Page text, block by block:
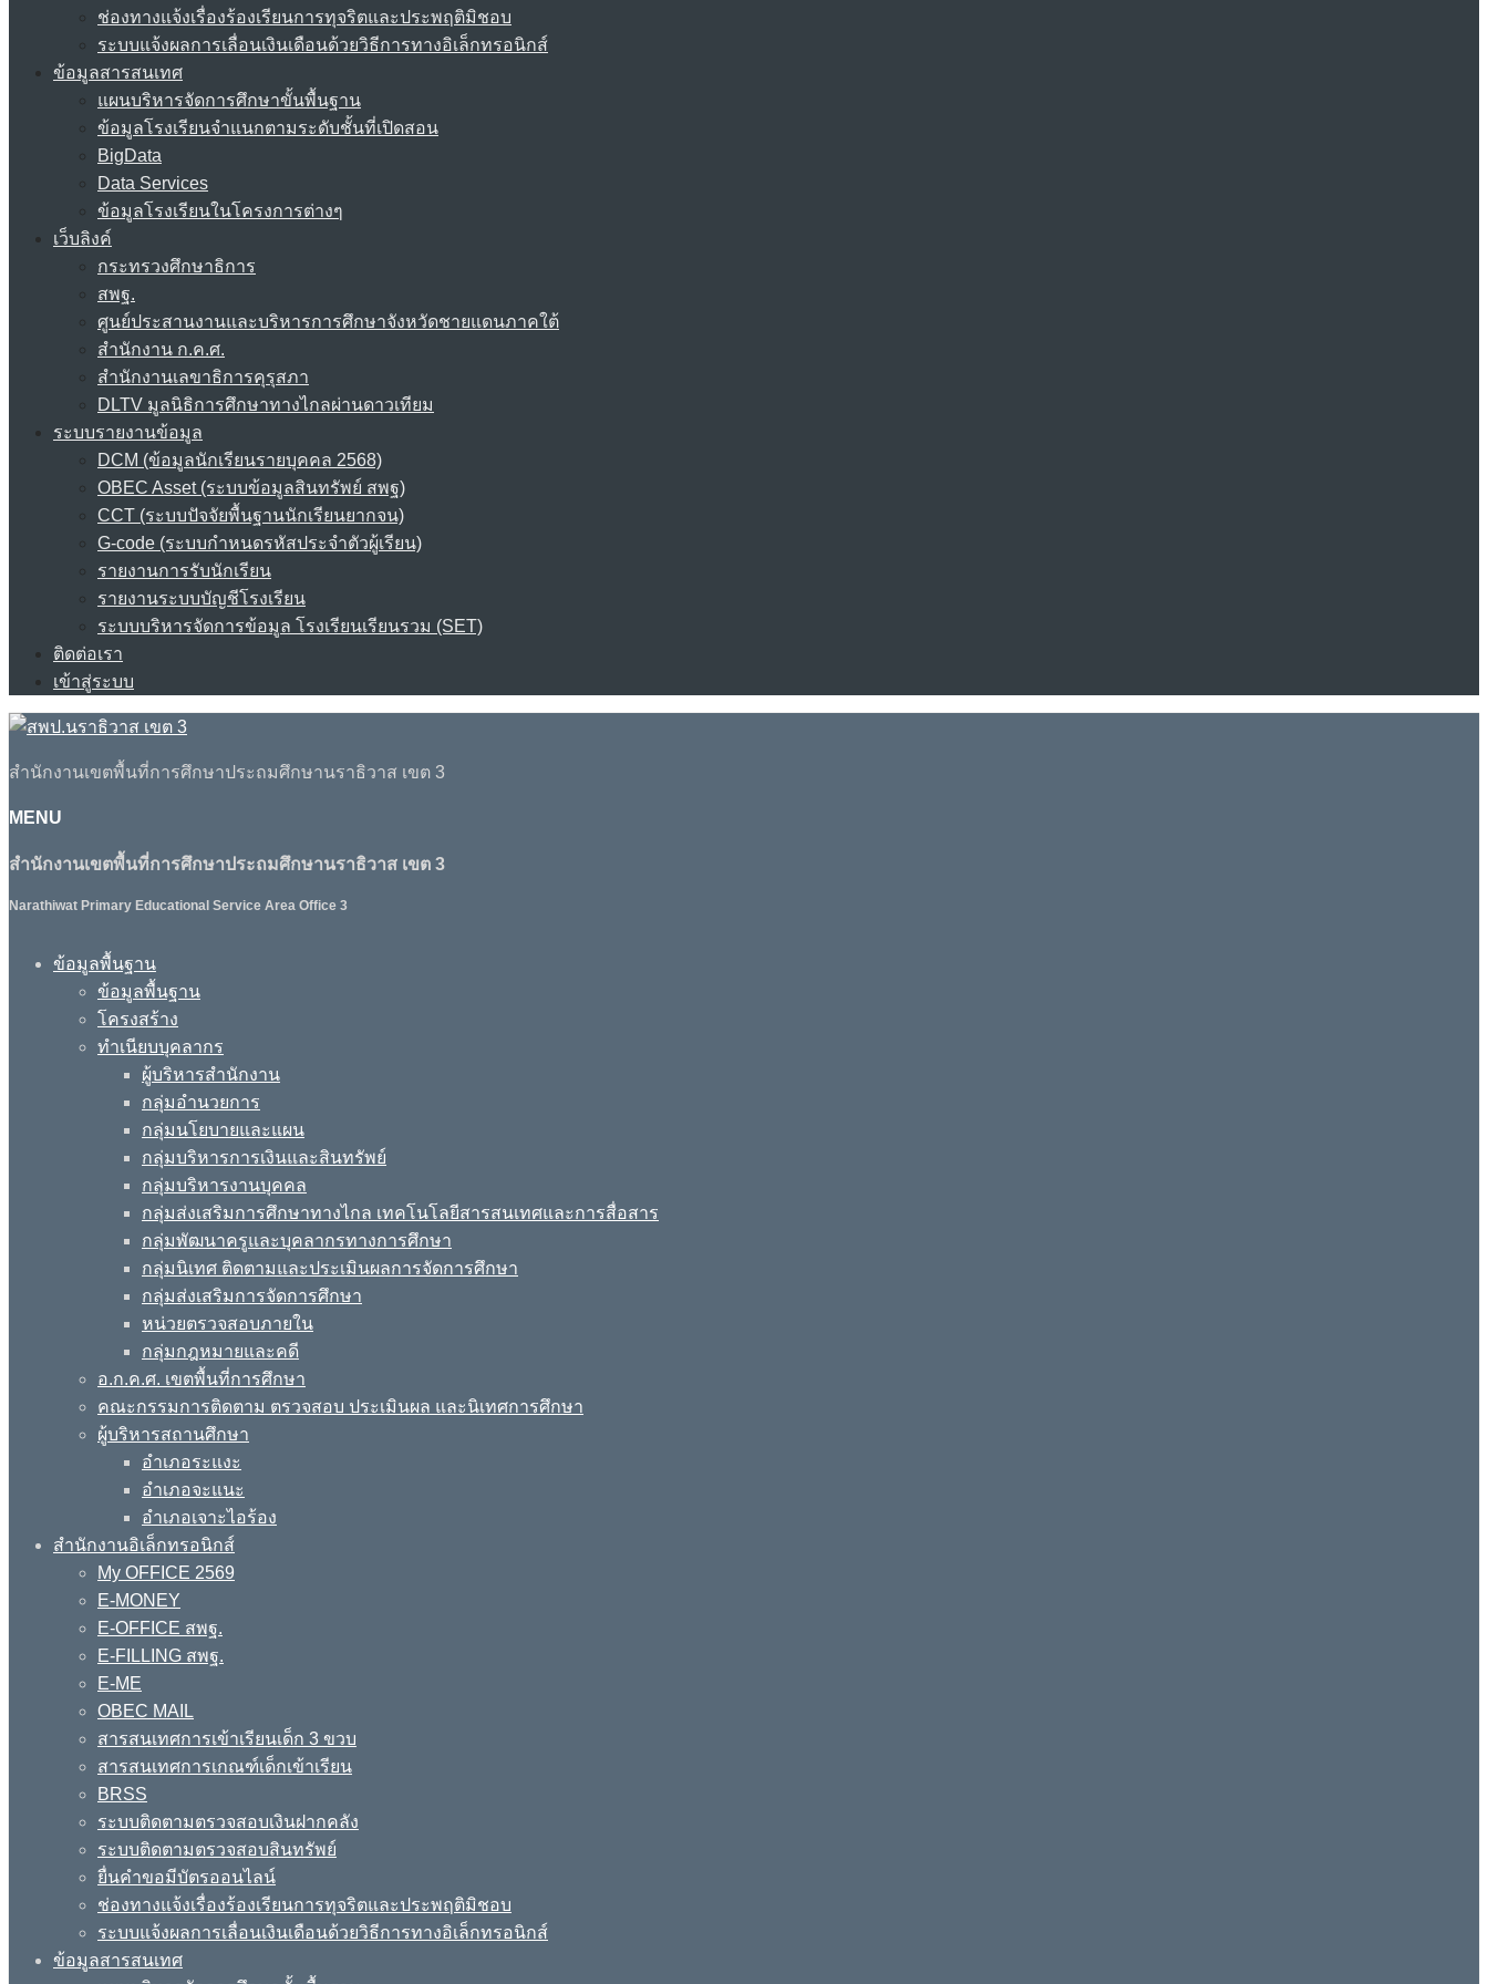
ช่องทางแจ้งเรื่องร้องเรียนการทุจริตและประพฤติมิชอบ
ระบบแจ้งผลการเลื่อนเงินเดือนด้วยวิธีการทางอิเล็กทรอนิกส์
ข้อมูลสารสนเทศ
แผนบริหารจัดการศึกษาขั้นพื้นฐาน
ข้อมูลโรงเรียนจำแนกตามระดับชั้นที่เปิดสอน
BigData
Data Services
ข้อมูลโรงเรียนในโครงการต่างๆ
เว็บลิงค์
กระทรวงศึกษาธิการ
สพฐ.
ศูนย์ประสานงานและบริหารการศึกษาจังหวัดชายแดนภาคใต้
สำนักงาน ก.ค.ศ.
สำนักงานเลขาธิการคุรุสภา
DLTV มูลนิธิการศึกษาทางไกลผ่านดาวเทียม
ระบบรายงานข้อมูล
DCM (ข้อมูลนักเรียนรายบุคคล 2568)
OBEC Asset (ระบบข้อมูลสินทรัพย์ สพฐ)
CCT (ระบบปัจจัยพื้นฐานนักเรียนยากจน)
G-code (ระบบกำหนดรหัสประจำตัวผู้เรียน)
รายงานการรับนักเรียน
รายงานระบบบัญชีโรงเรียน
ระบบบริหารจัดการข้อมูล โรงเรียนเรียนรวม (SET)
ติดต่อเรา
เข้าสู่ระบบ
สำนักงานเขตพื้นที่การศึกษาประถมศึกษานราธิวาส เขต 3
MENU
สำนักงานเขตพื้นที่การศึกษาประถมศึกษานราธิวาส เขต 3
Narathiwat Primary Educational Service Area Office 3
ข้อมูลพื้นฐาน
ข้อมูลพื้นฐาน
โครงสร้าง
ทำเนียบบุคลากร
ผู้บริหารสำนักงาน
กลุ่มอำนวยการ
กลุ่มนโยบายและแผน
กลุ่มบริหารการเงินและสินทรัพย์
กลุ่มบริหารงานบุคคล
กลุ่มส่งเสริมการศึกษาทางไกล เทคโนโลยีสารสนเทศและการสื่อสาร
กลุ่มพัฒนาครูและบุคลากรทางการศึกษา
กลุ่มนิเทศ ติดตามและประเมินผลการจัดการศึกษา
กลุ่มส่งเสริมการจัดการศึกษา
หน่วยตรวจสอบภายใน
กลุ่มกฎหมายและคดี
อ.ก.ค.ศ. เขตพื้นที่การศึกษา
คณะกรรมการติดตาม ตรวจสอบ ประเมินผล และนิเทศการศึกษา
ผู้บริหารสถานศึกษา
อำเภอระแงะ
อำเภอจะแนะ
อำเภอเจาะไอร้อง
สำนักงานอิเล็กทรอนิกส์
My OFFICE 2569
E-MONEY
E-OFFICE สพฐ.
E-FILLING สพฐ.
E-ME
OBEC MAIL
สารสนเทศการเข้าเรียนเด็ก 3 ขวบ
สารสนเทศการเกณฑ์เด็กเข้าเรียน
BRSS
ระบบติดตามตรวจสอบเงินฝากคลัง
ระบบติดตามตรวจสอบสินทรัพย์
ยื่นคำขอมีบัตรออนไลน์
ช่องทางแจ้งเรื่องร้องเรียนการทุจริตและประพฤติมิชอบ
ระบบแจ้งผลการเลื่อนเงินเดือนด้วยวิธีการทางอิเล็กทรอนิกส์
ข้อมูลสารสนเทศ